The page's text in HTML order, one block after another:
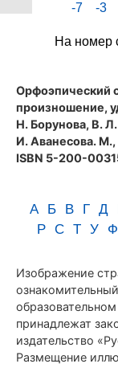
139
Аванесова
-7 -3
На номер
Орфоэпический
произношение,
Н. Борунова, В.
И. Аванесова.
ISBN 5-200-
А Б В Г Д
Р С Т У Ф
Изображение
принадлежат
издательство
Размещение